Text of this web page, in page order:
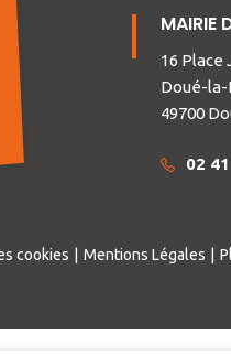
MAIRIE
16 Place
Doué-
49700
02
cookies Mentions Légales